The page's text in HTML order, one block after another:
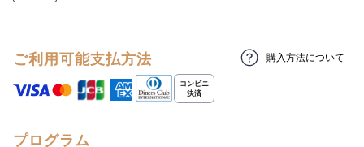
ご利用可能支払方法 購入方法について
プログラム